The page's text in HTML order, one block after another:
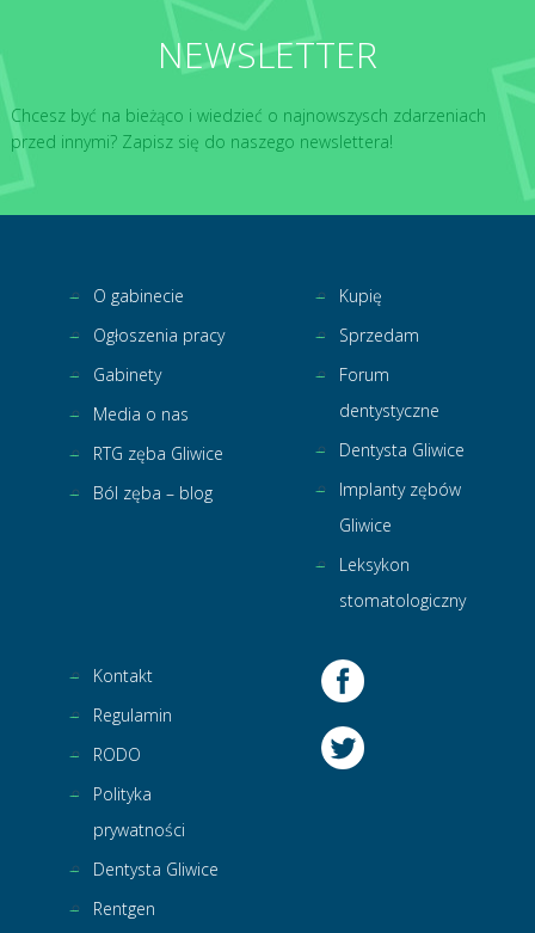
NEWSLETTER
Chcesz być na bieżąco i wiedzieć o najnowszysch zdarzeniach
przed innymi? Zapisz się do naszego newslettera!
O gabinecie
Ogłoszenia pracy
Gabinety
Media o nas
RTG zęba Gliwice
Ból zęba – blog
Kupię
Sprzedam
Forum
dentystyczne
Dentysta Gliwice
Implanty zębów
Gliwice
Leksykon
stomatologiczny
Kontakt
Regulamin
RODO
Polityka
prywatności
Dentysta Gliwice
Rentgen